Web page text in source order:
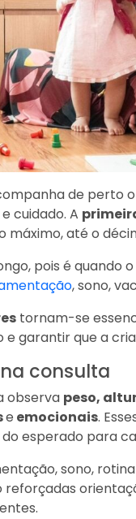
de perto
cuidado. A
até o
pois é quando
, sono,
tornam-se
garantir que a
consulta
observa peso,
e emocionais.
esperado para
sono,